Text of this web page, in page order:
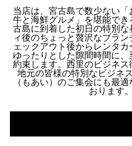
当店は、宮古島で数少ない
牛と海鮮グルメ」を堪能で
古島に到着した初日の特別
ィ後のちょっと贅沢なブラ
ェックアウト後からレンタ
ゆったりとした隙間時間に
約束します。西里のビジネス
地元の皆様の特別なビジネ
（もあい）のご集会にも最
おります。